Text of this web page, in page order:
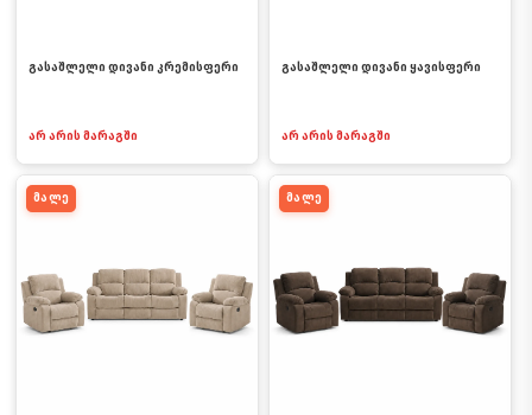
გასაშლელი დივანი კრემისფერი
არ არის მარაგში
გასაშლელი დივანი ყავისფერი
არ არის მარაგში
მალე მალე